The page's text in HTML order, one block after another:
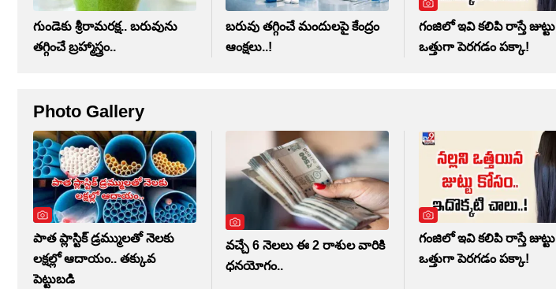
గుండెకు శ్రీరామరక్ష.. బరువును
తగ్గించే బ్రహ్మాస్త్రం..
బరువు తగ్గించే మందులపై కేంద్రం
ఆంక్షలు..!
గంజిలో ఇవి కలిపి రాస్తే జుట్టు
ఒత్తుగా పెరగడం పక్కా!
Photo Gallery
పాత ప్లాస్టిక్ డ్రమ్ములతో నెలకు
లక్షల్లో ఆదాయం.. తక్కువ
పెట్టుబడి
వచ్చే 6 నెలలు ఈ 2 రాశుల వారికి
ధనయోగం..
గంజిలో ఇవి కలిపి రాస్తే జుట్టు
ఒత్తుగా పెరగడం పక్కా!